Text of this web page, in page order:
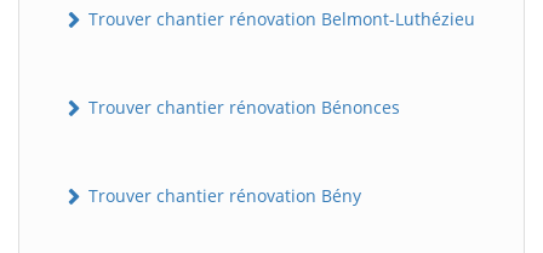
Trouver chantier rénovation Belmont-Luthézieu
Trouver chantier rénovation Bénonces
Trouver chantier rénovation Bény